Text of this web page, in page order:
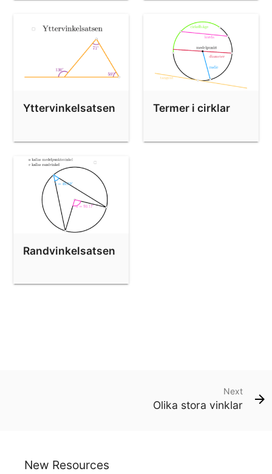
Yttervinkelsatsen Termer i cirklar
Randvinkelsatsen
Next
Olika stora vinklar
New Resources